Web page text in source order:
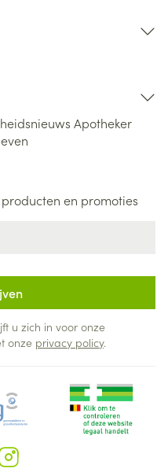
Apotheker
en promoties
u zich in voor onze
onze privacy policy.